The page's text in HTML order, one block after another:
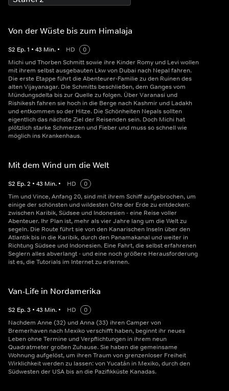
Von der Wüste bis zum Himalaja
S2 Ep.1 • 43 Min. • HD
0
Michi und Thorben Schmitt sowie ihre Kinder Romy und Levi wollen
mit ihrem selbst ausgebauten Lkw von Dubai nach Nepal fahren.
Die erste Etappe führt die Abenteurer-Familie zu den Ruinen des
alten Vijayanagar. Die Schmitts beschließen, dem Ganges vom
Mündungsdelta bis zur Quelle zu folgen. Über Varanasi und
Rishikesh fahren sie hoch in die Berge nach Kashmir und Ladakh
und entkommen so der Hitze. Die Schönheiten Nepals sollten
eigentlich das nächste Ziel der Reisenden sein. Doch Michi hat
plötzlich starke Schmerzen und Fieber und muss so schnell wie
möglich ins Krankenhaus.
Mit dem Wind um die Welt
S2 Ep.2 • 43 Min. • HD
0
Tim und Vince, Anfang 20, sind mit ihrem Schiff aufgebrochen, um
einige der schönsten und wildesten Orte der Erde zu entdecken:
zwischen Karibik, Südsee und Indonesien - eine Reise voller
Abenteuer. Ihr Plan ist, mehr als vier Jahre lang um die Welt zu
segeln. Die Route führt sie von den Kanarischen Inseln über den
Atlantik bis in die Karibik, durch den Panamakanal und weiter in
Richtung Südsee und Indonesien. Eine Fahrt, die selbst erfahrenen
Seglern alles abverlangt - und eine noch größere Herausforderung
ist es, die Tutorials im Internet zu erlernen.
Van-Life in Nordamerika
S2 Ep.3 • 43 Min. • HD
0
Nachdem Anne (32) und Anna (33) ihren Camper von
Bremerhaven nach Mexiko verschifft haben, beginnt ihr neues
Leben ohne Termine und Verpflichtungen in ihrem neun
Quadratmeter großen Zuhause. Sie haben die gemeinsame
Wohnung aufgelöst, um ihren Traum von grenzenloser Freiheit
Wirklichkeit werden zu lassen: von Yucatán in Mexiko, durch den
Südwesten der USA bis an die Pazifikküste Kanadas.